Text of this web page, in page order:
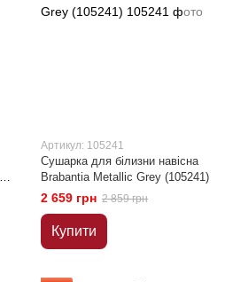
Артикул: 105241
Сушарка для білизни навісна
Brabantia Metallic Grey (105241)
2 659 грн 2 859 грн
Купити